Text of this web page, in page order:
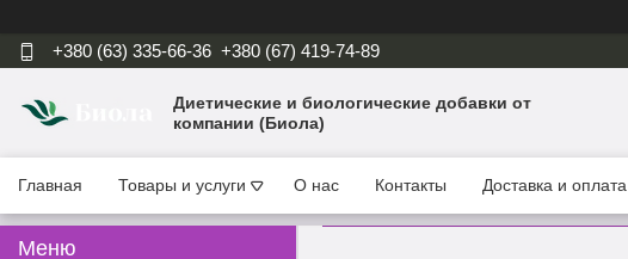
+380 (63) 335-66-36 +380 (67) 419-74-89
Диетические и биологические добавки от
компании (Биола)
Главная Товары и услуги О нас Контакты Доставка и оплата